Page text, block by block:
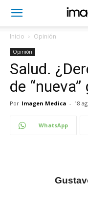
Inicio Opinión
Opinión
Salud.
de
Por Imagen Medica - 18
WhatsApp